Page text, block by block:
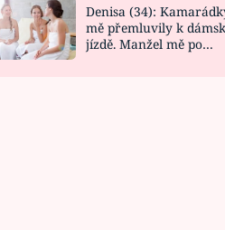
Denisa (34):
mě přemluvily k
jízdě. Manžel mě po